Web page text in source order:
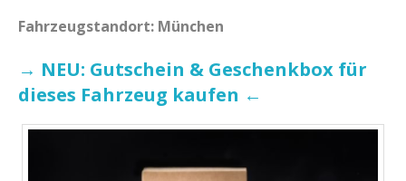
Fahrzeugstandort: München
→ NEU: Gutschein & Geschenkbox für
dieses Fahrzeug kaufen ←